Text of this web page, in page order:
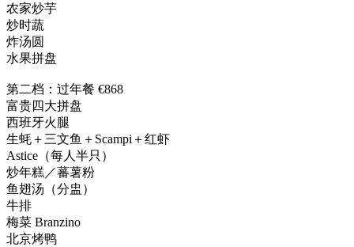
农家炒芋
炒时蔬
炸汤圆
水果拼盘
第二档：过年餐 €868
富贵四大拼盘
西班牙火腿
生蚝＋三文鱼＋Scampi＋红虾
Astice（每人半只）
炒年糕／蕃薯粉
鱼翅汤（分盅）
牛排
梅菜 Branzino
北京烤鸭